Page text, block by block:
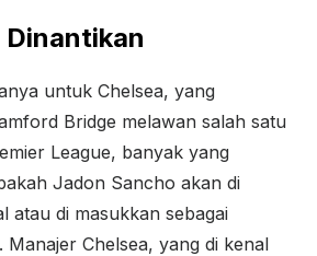
untuk Chelsea, yang
Bridge melawan salah satu
League, banyak yang
Jadon Sancho akan di
atau di masukkan sebagai
Manajer Chelsea, yang di kenal